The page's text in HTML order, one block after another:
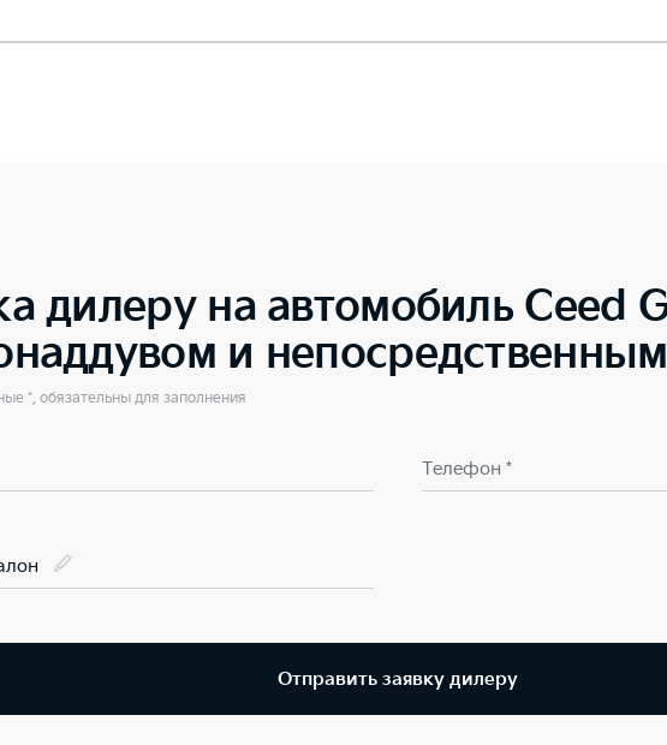
дилеру на автомобиль Ceed
и
*, обязательны для заполнения
Телефон *
Отправить заявку дилеру